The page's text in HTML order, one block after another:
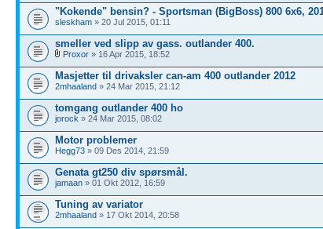
"Kokende" bensin? - Sportsman (BigBoss) 800 6x6,
sleskham » 20 Jul 2015, 01:11
smeller ved slipp av gass. outlander 400.
Proxor » 16 Apr 2015, 18:52
Masjetter til drivaksler can-am 400 outlander 2012
2mhaaland » 24 Mar 2015, 21:12
tomgang outlander 400 ho
jorock » 24 Mar 2015, 08:02
Motor problemer
Hegg73 » 09 Des 2014, 21:59
Genata gt250 div spørsmål.
jamaan » 01 Okt 2012, 16:59
Tuning av variator
2mhaaland » 17 Okt 2014, 20:58